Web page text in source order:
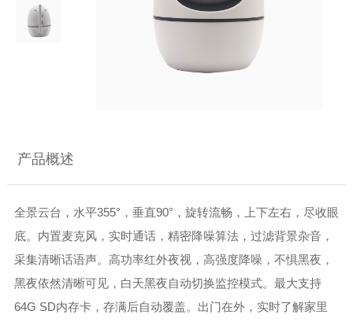
产品概述
全景云台，水平355°，垂直90°，旋转流畅，上下左右，尽收眼
底。内置麦克风，实时通话，精密降噪算法，过滤背景杂音，
采集清晰话语声。高功率红外夜视，高强度降噪，不惧黑夜，
黑夜依然清晰可见，白天黑夜自动切换监控模式。最大支持
64G SD内存卡，存满后自动覆盖。出门在外，实时了解家里